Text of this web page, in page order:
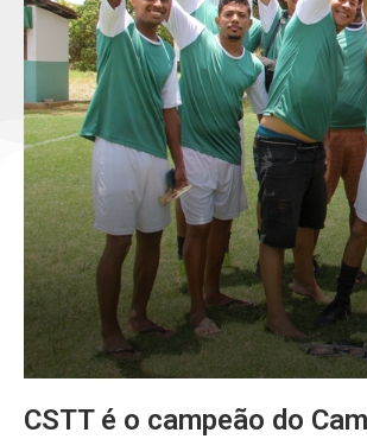
CSTT é o campeão do